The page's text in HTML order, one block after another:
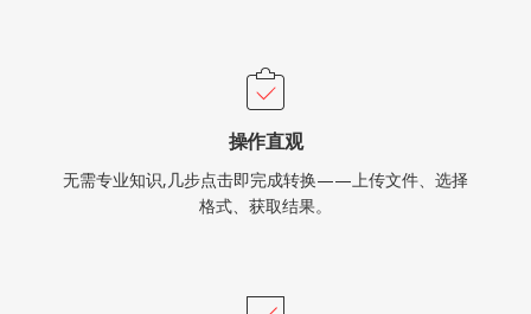
操作直观
无需专业知识,几步点击即完成转换——上传文件、选择
格式、获取结果。